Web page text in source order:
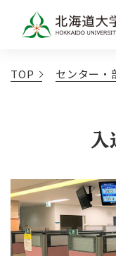
TOP センター・
入